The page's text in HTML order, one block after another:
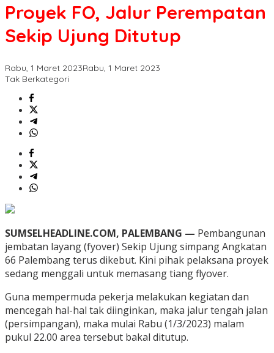
Proyek FO, Jalur Perempatan
Sekip Ujung Ditutup
Rabu, 1 Maret 2023Rabu, 1 Maret 2023
Tak Berkategori
SUMSELHEADLINE.COM, PALEMBANG — Pembangunan
jembatan layang (fyover) Sekip Ujung simpang Angkatan
66 Palembang terus dikebut. Kini pihak pelaksana proyek
sedang menggali untuk memasang tiang flyover.
Guna mempermuda pekerja melakukan kegiatan dan
mencegah hal-hal tak diinginkan, maka jalur tengah jalan
(persimpangan), maka mulai Rabu (1/3/2023) malam
pukul 22.00 area tersebut bakal ditutup.